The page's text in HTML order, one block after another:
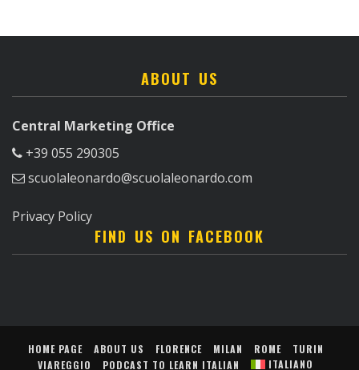
ABOUT US
Central Marketing Office
+39 055 290305
scuolaleonardo@scuolaleonardo.com
Privacy Policy
FIND US ON FACEBOOK
HOME PAGE ABOUT US FLORENCE MILAN ROME
TURIN
VIAREGGIO
PODCAST TO LEARN ITALIAN ITALIANO